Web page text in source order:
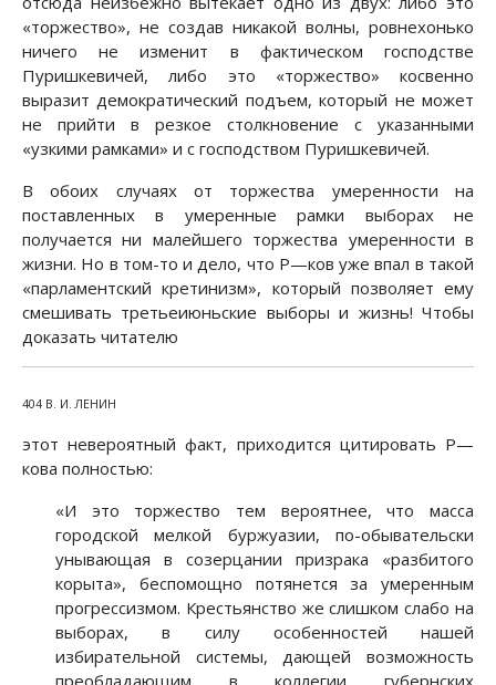
«торжество», не создав никакой волны, ровнехонько
ничего не изменит в фактическом господстве
Пуришкевичей, либо это «торжество» косвенно
выразит демократический подъем, который не может
не прийти в резкое столкновение с указанными
«узкими рамками» и с господством Пуришкевичей.
В обоих случаях от торжества умеренности на
поставленных в умеренные рамки выборах не
получается ни малейшего торжества умеренности в
жизни. Но в том-то и дело, что Ρ—ков уже впал в такой
«парламентский кретинизм», который позволяет ему
смешивать третьеиюньские выборы и жизнь! Чтобы
доказать читателю
404 В. И. ЛЕНИН
этот невероятный факт, приходится цитировать Ρ—
кова полностью:
«И это торжество тем вероятнее, что масса
городской мелкой буржуазии, по-обывательски
унывающая в созерцании призрака «разбитого
корыта», беспомощно потянется за умеренным
прогрессизмом. Крестьянство же слишком слабо на
выборах, в силу особенностей нашей
избирательной системы, дающей возможность